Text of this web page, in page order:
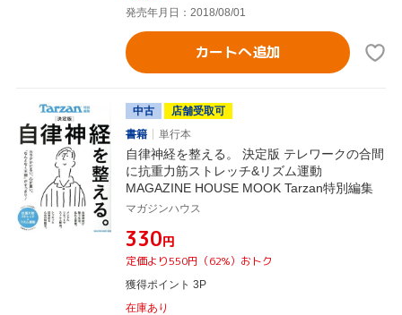
発売年月日：2018/08/01
カートへ追加
中古
店舗受取可
書籍
単行本
自律神経を整える。 決定版 テレワークの合間
に抗重力筋ストレッチ&リズム運動
MAGAZINE HOUSE MOOK Tarzan特別編集
マガジンハウス
¥330円
定価より550円（62%）おトク
獲得ポイント 3P
在庫あり